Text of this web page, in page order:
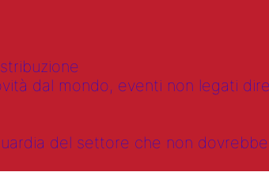
dal mondo, eventi non legati
del settore che non